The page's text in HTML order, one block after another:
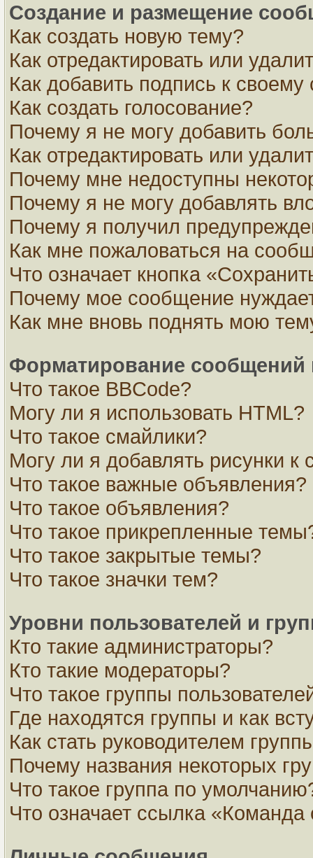
Создание и размещение
Как создать новую тему?
Как отредактировать или
Как добавить подпись к
Как создать голосование?
Почему я не могу добавить
Как отредактировать или
Почему мне недоступны
Почему я не могу добавлять
Почему я получил
Как мне пожаловаться на
Что означает кнопка
Почему мое сообщение
Как мне вновь поднять мою
Форматирование сообщений
Что такое BBCode?
Могу ли я использовать HTML?
Что такое смайлики?
Могу ли я добавлять рисунки
Что такое важные объявления?
Что такое объявления?
Что такое прикрепленные
Что такое закрытые темы?
Что такое значки тем?
Уровни пользователей и
Кто такие администраторы?
Кто такие модераторы?
Что такое группы
Где находятся группы и как
Как стать руководителем
Почему названия некоторых
Что такое группа по
Что означает ссылка «Команда